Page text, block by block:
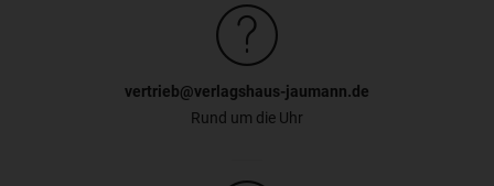
vertrieb@verlagshaus-jaumann.de
Rund um die Uhr